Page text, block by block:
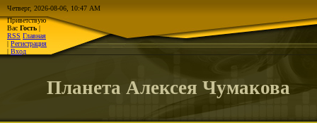
Четверг, 2026-08-06, 10:47 AM
Приветствую
Вас Гость |
RSS Главная
| Регистрация
| Вход
Планета Алексея Чумакова